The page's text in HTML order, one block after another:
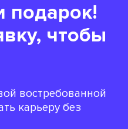
подарок!
чтобы
востребованной
карьеру без